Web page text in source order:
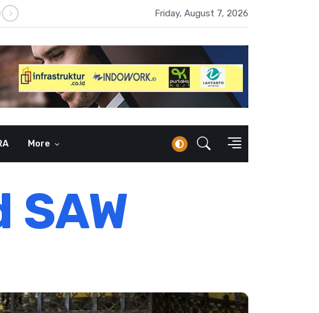
BI Rate Naik 100 Bps, Destry Sebut Stabilitas Rupiah Jadi Prioritas
Friday, August 7, 2026
More